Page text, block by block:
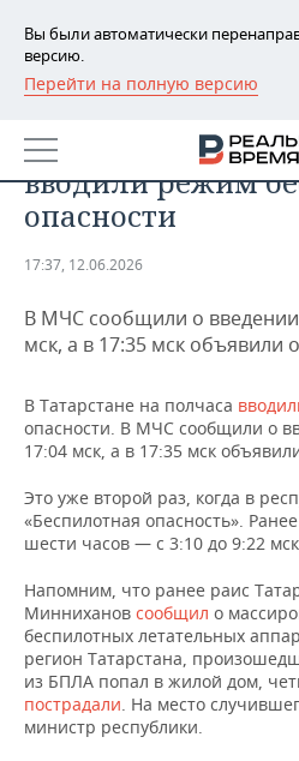
Вы были автоматически
версию.
Перейти на полную версию
РЕГИОНЫ
БАШКОРТОСТАН
ТАТАРСТАН
НОВОСТИ
АНАЛИТИКА
ДЕКЛАРАЦИИ О ДОХОДАХ
КОРОЛИ ГОСЗАКАЗА ПФО
ВУЗЫ ТАТАРСТАНА
ТОРГОВЫЕ ЦЕНТРЫ
ТАТАРСТАНА
НОВОСТИ ЭКОНОМИКИ
ФИНАНСЫ
БАНКИ
ИНВЕСТИЦИИ
ПРОМЫШЛЕННОСТЬ
НОВОСТИ
АГРОПРОМ
МАШИНОСТРОЕНИЕ
НЕФТЕХИМИЯ
НЕФТЬ
ОПК
ЭНЕРГЕТИКА
НОВОСТИ НЕДВИЖИМОСТИ
АВТО
НОВОСТИ БИЗНЕСА
РОЗНИЧНАЯ ТОРГОВЛЯ
ТРАНСПОРТ
УСЛУГИ
ТЕХНОЛОГИИ
НОВОСТИ ТЕХНОЛОГИЙ
IT
МЕДИА
МЕРОПРИЯТИЯ
НОВОСТИ МЕРОПРИЯТИЙ
ВЫЕЗДНАЯ РЕДАКЦИЯ
СПОРТ
НОВОСТИ СПОРТА
ОБЩЕСТВО
В Татарстане на
вводили режим
опасности
17:37, 12.06.2026
В МЧС сообщили о
мск, а в 17:35 мск объявили
В Татарстане на полчаса
опасности. В МЧС сообщили о
17:04 мск, а в 17:35 мск
Это уже второй раз, когда в
«Беспилотная опасность».
шести часов — с 3:10 до 9:22
Напомним, что ранее раис
Минниханов сообщил о
беспилотных летательных
регион Татарстана,
из БПЛА попал в жилой дом,
пострадали. На место
министр республики.